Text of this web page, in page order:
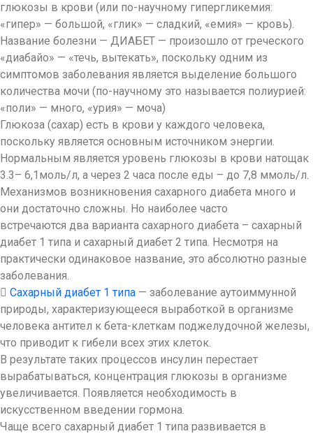
глюкозы в крови (или по-научному гипергликемия:
«гипер» — большой, «глик» — сладкий, «емия» — кровь).
Название болезни — ДИАБЕТ — произошло от греческого
«диабайо» — «течь, вытекать», поскольку одним из
симптомов заболевания является выделение большого
количества мочи (по-научному это называется полиурией:
«поли» — много, «урия» — моча)
Глюкоза (сахар) есть в крови у каждого человека,
поскольку является основным источником энергии.
Нормальным является уровень глюкозы в крови натощак
3.3– 6,1моль/л, а через 2 часа после еды – до 7,8 ммоль/л.
Механизмов возникновения сахарного диабета много и
они достаточно сложны. Но наиболее часто
встречаются два варианта сахарного диабета – сахарный
диабет 1 типа и сахарный диабет 2 типа. Несмотря на
практически одинаковое название, это абсолютно разные
заболевания.
 Сахарный диабет 1 типа — заболевание аутоиммунной
природы, характеризующееся выработкой в организме
человека антител к бета-клеткам поджелудочной железы,
что приводит к гибели всех этих клеток.
В результате таких процессов инсулин перестает
вырабатываться, концентрация глюкозы в организме
увеличивается. Появляется необходимость в
искусственном введении гормона.
Чаще всего сахарный диабет 1 типа развивается в